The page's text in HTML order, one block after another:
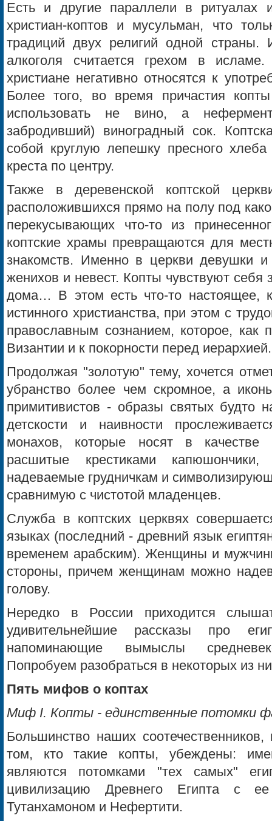
Есть и другие параллели в ритуалах и
христиан-коптов и мусульман, что
традиций двух религий одной страны.
алкоголя считается грехом в
христиане негативно относятся к
Более того, во время причастия
использовать не вино, а
забродивший) виноградный сок.
собой круглую лепешку пресного
креста по центру.
Также в деревенской коптской
расположившихся прямо на полу под
перекусывающих что-то из
коптские храмы превращаются для
знакомств. Именно в церкви девушки
женихов и невест. Копты чувствуют себя
дома… В этом есть что-то настоящее,
истинного христианства, при этом с
православным сознанием, которое, как
Византии и к покорности перед иерархией.
Продолжая "золотую" тему, хочется
убранство более чем скромное, а
примитивистов - образы святых будто
детскости и наивности
монахов, которые носят в качестве
расшитые крестиками
надеваемые грудничкам и
сравнимую с чистотой младенцев.
Служба в коптских церквях
языках (последний - древний язык
временем арабским). Женщины и
стороны, причем женщинам можно
голову.
Нередко в России приходится
удивительнейшие рассказы про
напоминающие вымыслы
Попробуем разобраться в некоторых из
Пять мифов о коптах
Миф I. Копты - единственные потомки
Большинство наших
том, кто такие копты, убеждены:
являются потомками "тех самых"
цивилизацию Древнего Египта с
Тутанхамоном и Нефертити.